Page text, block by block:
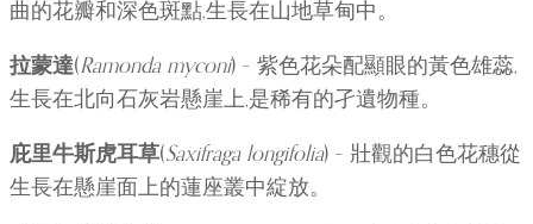
曲的花瓣和深色斑點,生長在山地草甸中。
拉蒙達(Ramonda myconi) – 紫色花朵配顯眼的黃色雄蕊,
生長在北向石灰岩懸崖上,是稀有的孑遺物種。
庇里牛斯虎耳草(Saxifraga longifolia) – 壯觀的白色花穗從
生長在懸崖面上的蓮座叢中綻放。